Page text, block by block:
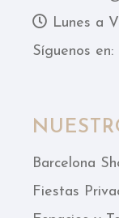
Lunes a
Síguenos en:
Barcelona
Fiestas